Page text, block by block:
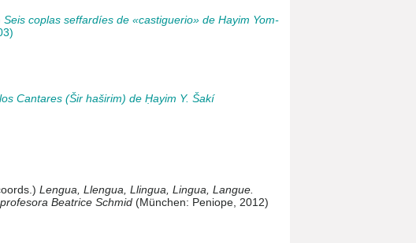
Seis coplas seffardíes de «castiguerio» de Hayim Yom-
Cantares (Šir haširim) de Ḥayim Y. Šakí
Lengua, Llengua, Llingua, Lingua, Langue.
Beatrice Schmid (München: Peniope, 2012)